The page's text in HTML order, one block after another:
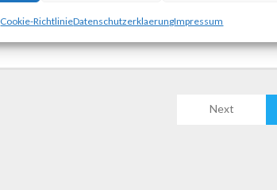
Cookie-RichtlinieDatenschutzerklaerungImpressum
Next